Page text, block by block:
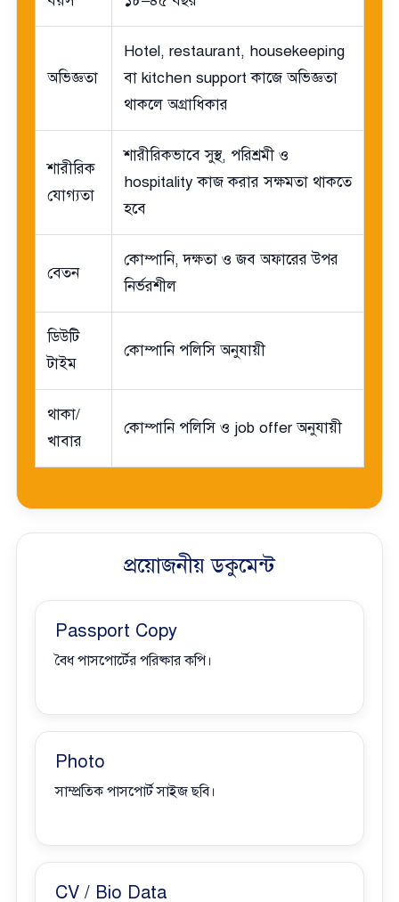
অভিজ্ঞতা
Hotel, restaurant, housekeeping
বা kitchen support কাজে অভিজ্ঞতা
থাকলে অগ্রাধিকার
শারীরিক
যোগ্যতা
শারীরিকভাবে সুস্থ, পরিশ্রমী ও
hospitality কাজ করার সক্ষমতা থাকতে
হবে
বেতন
কোম্পানি, দক্ষতা ও জব অফারের উপর
নির্ভরশীল
ডিউটি
টাইম
কোম্পানি পলিসি অনুযায়ী
থাকা/
খাবার
কোম্পানি পলিসি ও job offer অনুযায়ী
প্রয়োজনীয় ডকুমেন্ট
Passport Copy
বৈধ পাসপোর্টের পরিষ্কার কপি।
Photo
সাম্প্রতিক পাসপোর্ট সাইজ ছবি।
CV / Bio Data